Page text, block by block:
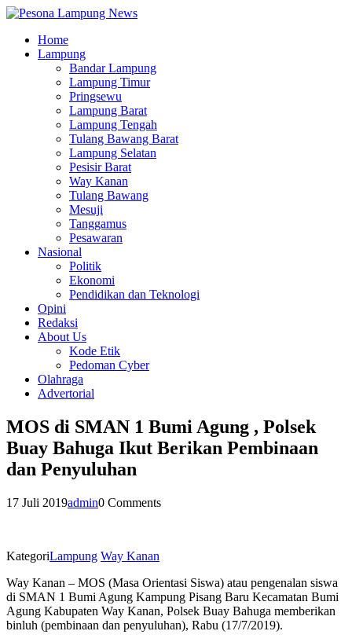
Home
Lampung
Bandar Lampung
Lampung Timur
Pringsewu
Lampung Barat
Lampung Tengah
Tulang Bawang Barat
Lampung Selatan
Pesisir Barat
Way Kanan
Tulang Bawang
Mesuji
Tanggamus
Pesawaran
Nasional
Politik
Ekonomi
Pendidikan dan Teknologi
Opini
Redaksi
About Us
Kode Etik
Pedoman Cyber
Olahraga
Advertorial
MOS di SMAN 1 Bumi Agung , Polsek
Buay Bahuga Ikut Berikan Pembinaan
dan Penyuluhan
17 Juli 2019admin0 Comments
KategoriLampung Way Kanan
Way Kanan – MOS (Masa Orientasi Siswa) atau pengenalan siswa
di SMAN 1 Bumi Agung Kampung Pisang Baru Kecamatan Bumi
Agung Kabupaten Way Kanan, Polsek Buay Bahuga memberikan
binluh (pembinaan dan penyuluhan), Rabu (17/7/2019).